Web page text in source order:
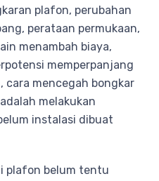
plafon, perubahan
perataan permukaan,
menambah biaya,
memperpanjang
cara mencegah bongkar
melakukan
instalasi dibuat
plafon belum tentu